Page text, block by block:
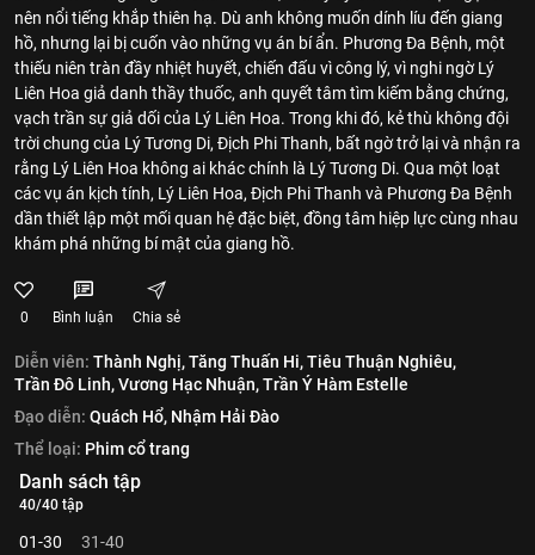
nên nổi tiếng khắp thiên hạ. Dù anh không muốn dính líu đến giang
hồ, nhưng lại bị cuốn vào những vụ án bí ẩn. Phương Đa Bệnh, một
thiếu niên tràn đầy nhiệt huyết, chiến đấu vì công lý, vì nghi ngờ Lý
Liên Hoa giả danh thầy thuốc, anh quyết tâm tìm kiếm bằng chứng,
vạch trần sự giả dối của Lý Liên Hoa. Trong khi đó, kẻ thù không đội
trời chung của Lý Tương Di, Địch Phi Thanh, bất ngờ trở lại và nhận ra
rằng Lý Liên Hoa không ai khác chính là Lý Tương Di. Qua một loạt
các vụ án kịch tính, Lý Liên Hoa, Địch Phi Thanh và Phương Đa Bệnh
dần thiết lập một mối quan hệ đặc biệt, đồng tâm hiệp lực cùng nhau
khám phá những bí mật của giang hồ.
0 Bình luận Chia sẻ
Diễn viên: Thành Nghị,Tăng Thuấn Hi,Tiêu Thuận Nghiêu,
Trần Đô Linh,Vương Hạc Nhuận,Trần Ý Hàm Estelle
Đạo diễn: Quách Hổ, Nhậm Hải Đào
Thể loại: Phim cổ trang
Danh sách tập
40/40 tập
01-30 31-40